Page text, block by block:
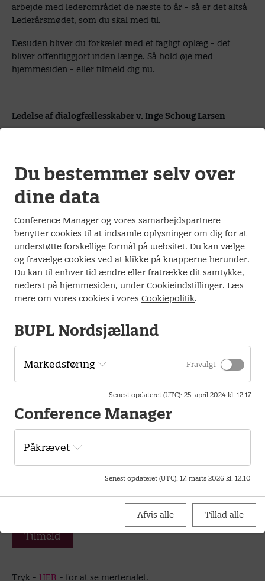
arbejde med lederområdet de næste to år - så er det altså
Lederårsmødet, som du skal med til.
Desuden bliver du forkælet med et fagligt oplæg - det
bliver offentliggjort inden længe. Så hold øje med
hjemmesiden - eller tilmeld dig nu.
Ledelse af dialogfællesskaber v. Inge Schoug Larsen
organisationsteori sættes begreber som spejlneuroner,
vitalitetsformer og mentalisering i sammenhæng med
dynamikker i organisationsudvikling, for at skabe nye
perspektiver på lederens handlemuligheder i en kompleks
ledelsesopgave.
Information
Program
Kl. 08.30 - Ankomst & morgenmad
Kl. 09.00 - Velkommen til lederårsmøde v. Iben
Kl. 10.30 - Pause
Kl. 10.50 - Afvikling af selve årsmødet
Kl. 12.30 - Frokost i forlængelse af årsmøde
Indkomne forslag?
Forslag, der ønskes behandlet på årsmødet, fremsendes til
årsmødet finder sted. Forslag skal sendes på meja@bupl.dk
Tilmeld
Tryk - HER - for at se merterialet.
Du bestemmer selv over
dine data
Conference Manager og vores samarbejdspartnere
benytter cookies til at indsamle oplysninger om dig for at
understøtte forskellige formål på websitet. Du kan vælge
og fravælge cookies ved at klikke på knapperne herunder.
Du kan til enhver tid ændre eller fratrække dit samtykke,
nederst på hjemmesiden, under Cookieindstillinger. Læs
mere om vores cookies i vores Cookiepolitik.
BUPL Nordsjælland
Markedsføring Fravalgt
Senest opdateret (UTC): 25. april 2024 kl. 12.17
Conference Manager
Påkrævet
Senest opdateret (UTC): 17. marts 2026 kl. 12.10
Afvis alle Tillad alle